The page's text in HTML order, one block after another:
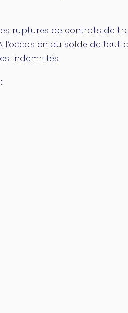
ruptures de contrats de
du solde de tout
indemnités.